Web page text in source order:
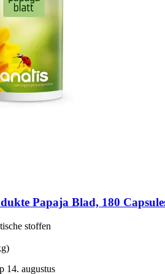
Papaja Blad, 180
stoffen
14. augustus